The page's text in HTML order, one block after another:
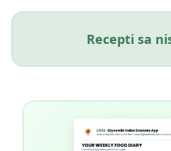
Recepti sa